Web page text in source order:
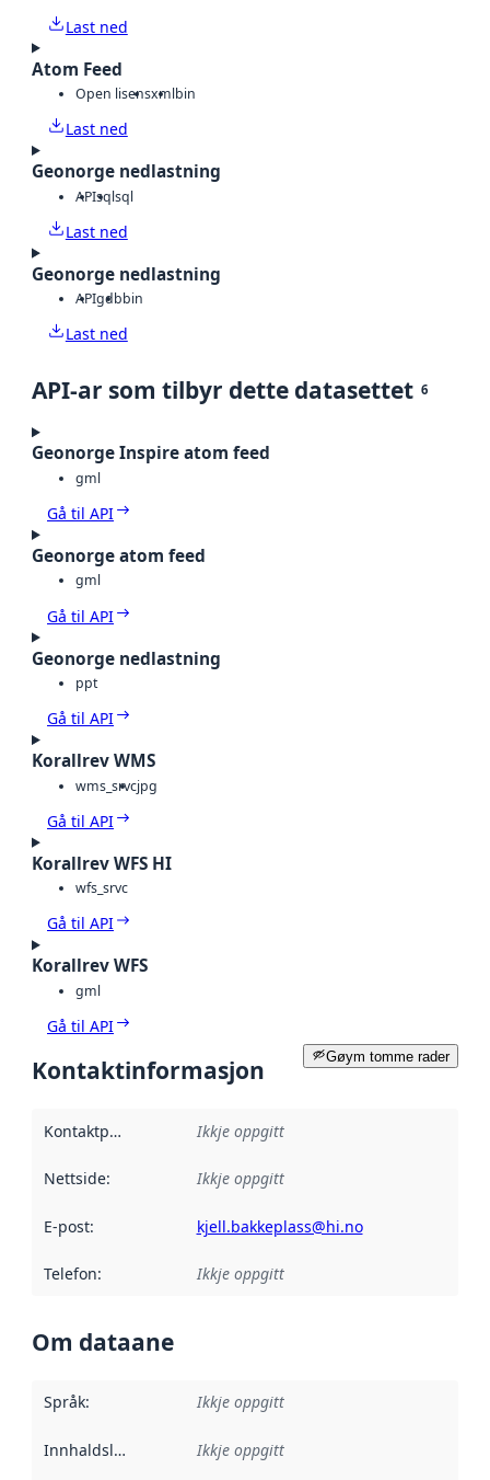
Last ned
Atom Feed
Open lisensxmlbin
Last ned
Geonorge nedlastning
APIsqlsql
Last ned
Geonorge nedlastning
APIgdbbin
Last ned
API-ar som tilbyr dette datasettet 6
Geonorge Inspire atom feed
gml
Gå til API
Geonorge atom feed
gml
Gå til API
Geonorge nedlastning
ppt
Gå til API
Korallrev WMS
wms_srvcjpg
Gå til API
Korallrev WFS HI
wfs_srvc
Gå til API
Korallrev WFS
gml
Gå til API
Gøym tomme rader
Kontaktinformasjon
Kontaktpunkt Ikkje oppgitt
Nettside: Ikkje oppgitt
E-post: kjell.bakkeplass@hi.no
Telefon: Ikkje oppgitt
Om dataane
Språk: Ikkje oppgitt
Innhaldsleverandørar :
Ikkje oppgitt